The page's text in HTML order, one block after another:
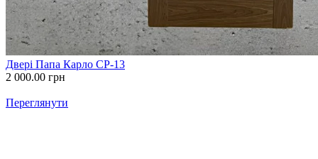
Двері Папа Карло СP-13
2 000.00 грн
Переглянути